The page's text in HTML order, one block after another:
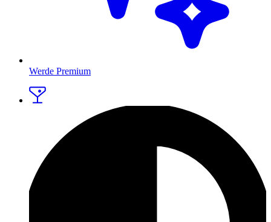
Werde Premium